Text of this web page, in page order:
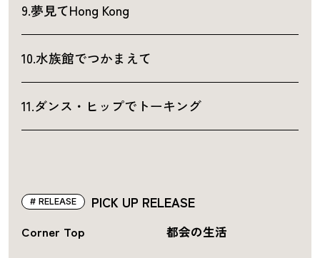
9.夢見てHong Kong
10.水族館でつかまえて
11.ダンス・ヒップでトーキング
PICK UP RELEASE
RELEASE
Corner Top 都会の生活